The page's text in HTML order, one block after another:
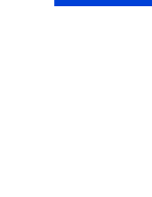
판금 인클로저